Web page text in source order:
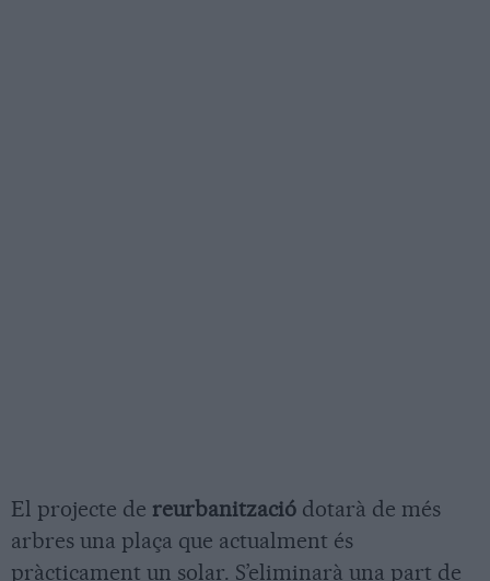
El projecte de reurbanització dotarà de més
arbres una plaça que actualment és
pràcticament un solar. S’eliminarà una part de